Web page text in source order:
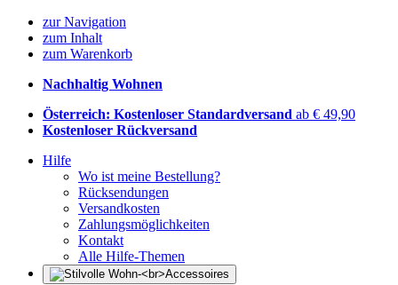
zur Navigation
zum Inhalt
zum Warenkorb
Nachhaltig Wohnen
Österreich: Kostenloser Standardversand ab € 49,90
Kostenloser Rückversand
Hilfe
Wo ist meine Bestellung?
Rücksendungen
Versandkosten
Zahlungsmöglichkeiten
Kontakt
Alle Hilfe-Themen